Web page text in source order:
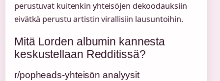
perustuvat kuitenkin yhteisöjen dekoodauksiin
eivätkä perustu artistin virallisiin lausuntoihin.
Mitä Lorden albumin kannesta
keskustellaan Redditissä?
r/popheads-yhteisön analyysit